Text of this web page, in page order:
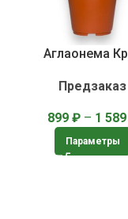
Аглаонема
Предзаказ
899 ₽ – 1 589
Параметры